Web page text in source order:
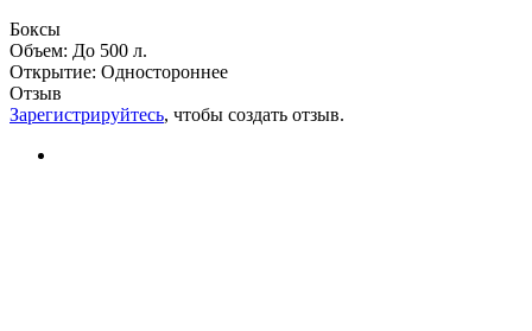
Боксы
Объем: До 500 л.
Открытие: Одностороннее
Отзыв
Зарегистрируйтесь, чтобы создать отзыв.